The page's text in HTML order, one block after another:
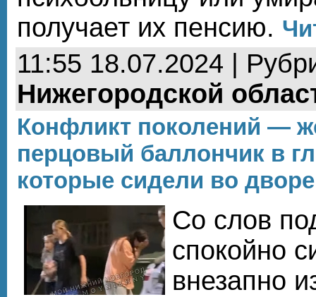
получает их пенсию.
11:55 18.07.2024 |
Нижегородской
Конфликт поколений —
перцовый баллончик в
которые сидели во дворе
Со слов
спокойно
внезапно